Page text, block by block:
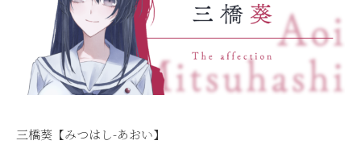
三橋葵【みつはし-あおい】